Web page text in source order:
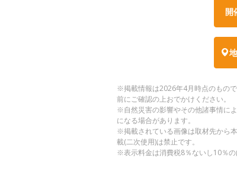
開
※掲載情報は2026年4月時点のもの
前にご確認の上おでかけください。
※自然災害の影響やその他諸事情に
になる場合があります。
※掲載されている画像は取材先から
載(二次使用)は禁止です。
※表示料金は消費税8％ないし10％の